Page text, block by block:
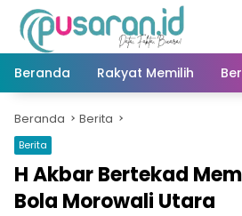
Langsung
konten
Beranda
Rakyat Memilih
Beranda Berita
Berita
H Akbar Bertekad
Bola Morowali Utara